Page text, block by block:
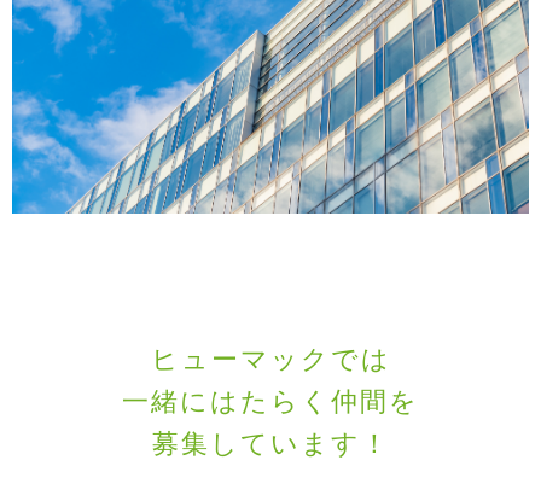
ヒューマックでは
一緒にはたらく 仲間を
募集しています！